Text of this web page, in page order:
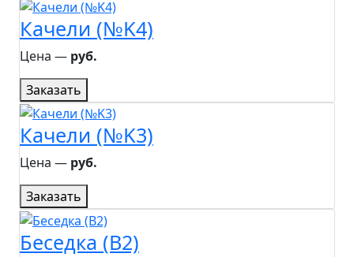
Качели (№K4)
Цена ― руб.
Заказать
Качели (№K3)
Цена ― руб.
Заказать
Беседка (B2)